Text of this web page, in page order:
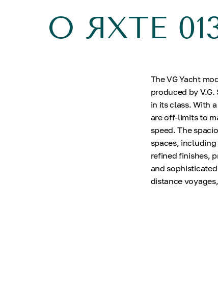
О ЯХТЕ
The VG Yacht
produced by
in its class. With
are off-limits to
speed. The
spaces,
refined finishes,
and
distance